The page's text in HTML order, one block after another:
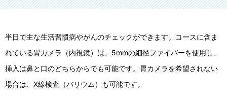
半日で主な生活習慣病やがんのチェックができます。コースに含ま
れている胃カメラ（内視鏡）は、5mmの細径ファイバーを使用し、
挿入は鼻と口のどちらからでも可能です。胃カメラを希望されない
場合は、X線検査（バリウム）も可能です。